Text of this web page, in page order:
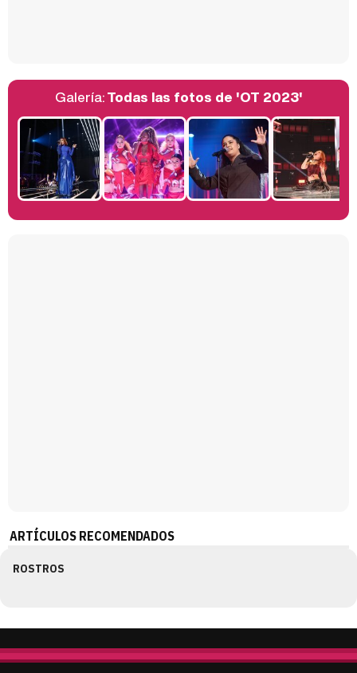
Manu Baqueiro: "Tuve como referente a Bruce Willis en 'Luz de Luna' para mi trabajo en la serie 'Perdiendo el juicio'"
Galería:Todas las fotos de 'OT 2023'
ARTÍCULOS RECOMENDADOS
ROSTROS